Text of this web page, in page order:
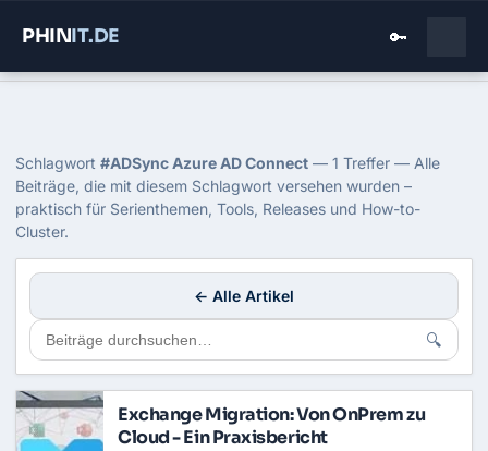
PHINIT.DE 🔑
Tag: ADSync Azure AD Connect
Schlagwort #ADSync Azure AD Connect — 1 Treffer — Alle
Beiträge, die mit diesem Schlagwort versehen wurden –
praktisch für Serienthemen, Tools, Releases und How-to-
Cluster.
← Alle Artikel
🔍
Exchange Migration: Von OnPrem zu
Cloud - Ein Praxisbericht